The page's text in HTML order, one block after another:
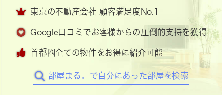
東京の不動産会社 顧客満足度No.1
Google口コミでお客様からの圧倒的支持を獲得
首都圏全ての物件をお得に紹介可能
部屋まる。で自分にあった部屋を検索